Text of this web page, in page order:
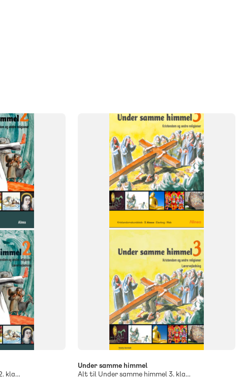
Alt til Under samme himmel 2. klasse
SYSTEM
Under samme himmel
Kristendomskundskab
Kristendom
NIVEAU
3. klasse
Under samme himmel
Alt til Under samme himmel 3. klasse